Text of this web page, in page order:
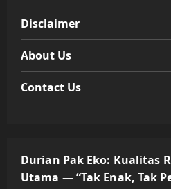
Disclaimer
About Us
Contact Us
Durian Pak Eko: Kualitas
Utama — “Tak Enak, Tak